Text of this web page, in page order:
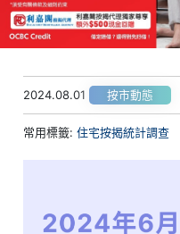
2024.08.01 按市動態
常用標籤:住宅按揭統計調查